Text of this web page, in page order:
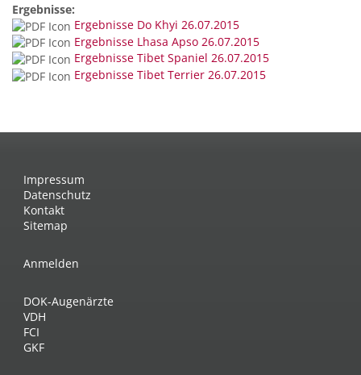
Ergebnisse:
Ergebnisse Do Khyi 26.07.2015
Ergebnisse Lhasa Apso 26.07.2015
Ergebnisse Tibet Spaniel 26.07.2015
Ergebnisse Tibet Terrier 26.07.2015
Impressum
Datenschutz
Kontakt
Sitemap
Anmelden
DOK-Augenärzte
VDH
FCI
GKF